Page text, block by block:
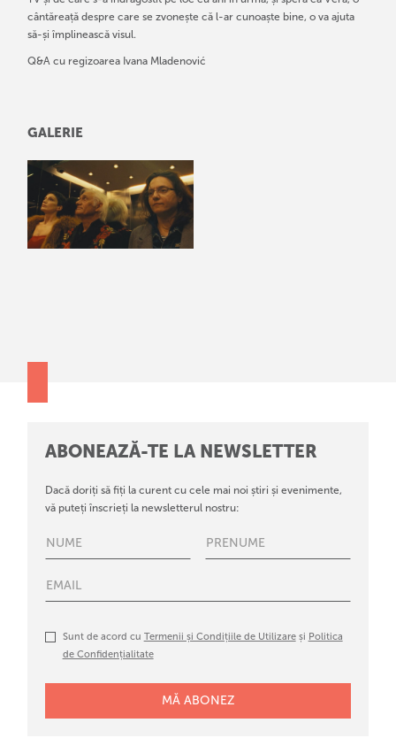
cântăreață despre care se zvonește că l-ar cunoaște bine, o va ajuta
să-și împlinească visul.
Q&A cu regizoarea Ivana Mladenović
GALERIE
ABONEAZĂ-TE LA NEWSLETTER
Dacă doriți să fiți la curent cu cele mai noi știri și evenimente,
vă puteți înscrieți la newsletterul nostru:
Sunt de acord cu Termenii și Condițiile de Utilizareși Politica
de Confidențialitate